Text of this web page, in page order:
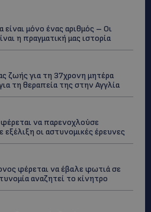
μόνο ένας αριθμός – Οι
η πραγματική μας ιστορία
ζωής για τη 37χρονη μητέρα
τη θεραπεία της στην Αγγλία
φέρεται να παρενοχλούσε
οι αστυνομικές έρευνες
φέρεται να έβαλε φωτιά σε
αναζητεί το κίνητρο